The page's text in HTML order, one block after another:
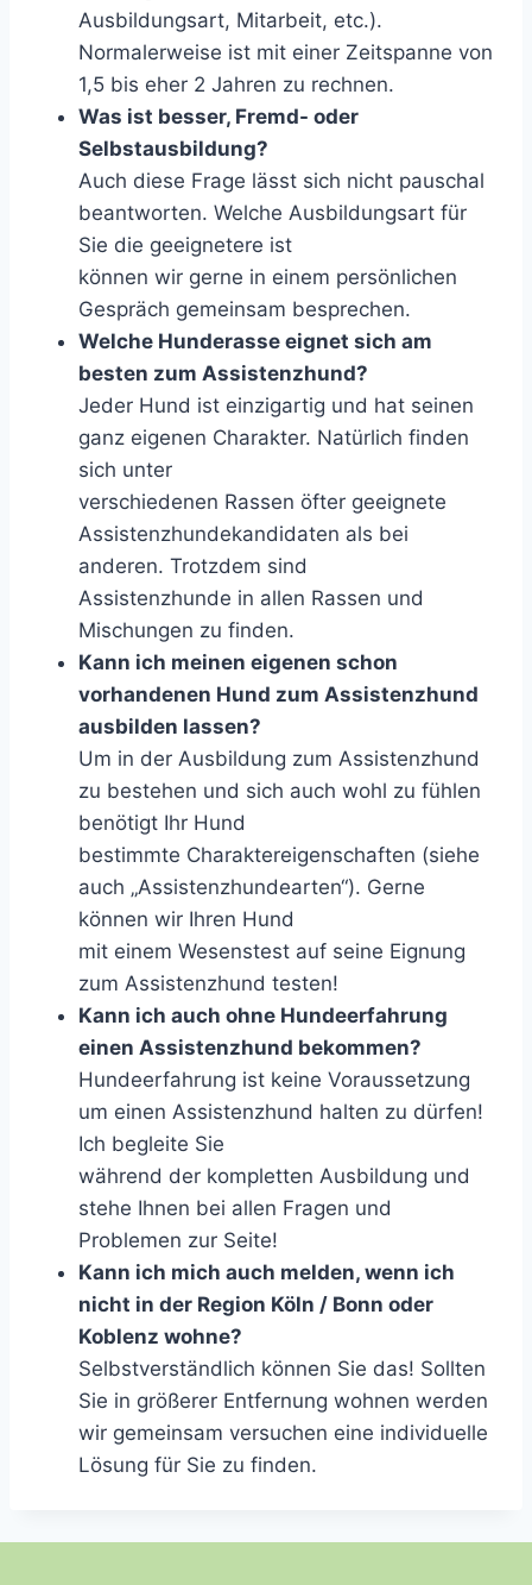
Ausbildungsart, Mitarbeit, etc.).
Normalerweise ist mit einer Zeitspanne von
1,5 bis eher 2 Jahren zu rechnen.
Was ist besser, Fremd- oder
Selbstausbildung?
Auch diese Frage lässt sich nicht pauschal
beantworten. Welche Ausbildungsart für
Sie die geeignetere ist
können wir gerne in einem persönlichen
Gespräch gemeinsam besprechen.
Welche Hunderasse eignet sich am
besten zum Assistenzhund?
Jeder Hund ist einzigartig und hat seinen
ganz eigenen Charakter. Natürlich finden
sich unter
verschiedenen Rassen öfter geeignete
Assistenzhundekandidaten als bei
anderen. Trotzdem sind
Assistenzhunde in allen Rassen und
Mischungen zu finden.
Kann ich meinen eigenen schon
vorhandenen Hund zum Assistenzhund
ausbilden lassen?
Um in der Ausbildung zum Assistenzhund
zu bestehen und sich auch wohl zu fühlen
benötigt Ihr Hund
bestimmte Charaktereigenschaften (siehe
auch „Assistenzhundearten“). Gerne
können wir Ihren Hund
mit einem Wesenstest auf seine Eignung
zum Assistenzhund testen!
Kann ich auch ohne Hundeerfahrung
einen Assistenzhund bekommen?
Hundeerfahrung ist keine Voraussetzung
um einen Assistenzhund halten zu dürfen!
Ich begleite Sie
während der kompletten Ausbildung und
stehe Ihnen bei allen Fragen und
Problemen zur Seite!
Kann ich mich auch melden, wenn ich
nicht in der Region Köln / Bonn oder
Koblenz wohne?
Selbstverständlich können Sie das! Sollten
Sie in größerer Entfernung wohnen werden
wir gemeinsam versuchen eine individuelle
Lösung für Sie zu finden.